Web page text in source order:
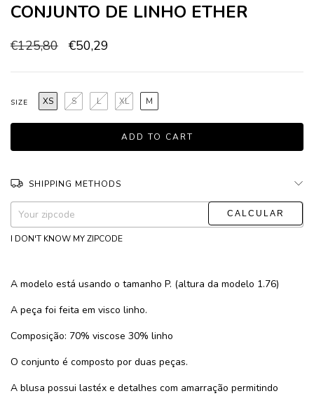
CONJUNTO DE LINHO ETHER
€125,80 €50,29
SIZE XS S M
L XL
SHIPPING METHODS
Shipping for zipcode:
CHANGE ZIPCODE
I DON'T KNOW MY ZIPCODE
A modelo está usando o tamanho P. (altura da modelo 1.76)
A peça foi feita em visco linho.
Composição: 70% viscose 30% linho
O conjunto é composto por duas peças.
A blusa possui lastéx e detalhes com amarração permitindo